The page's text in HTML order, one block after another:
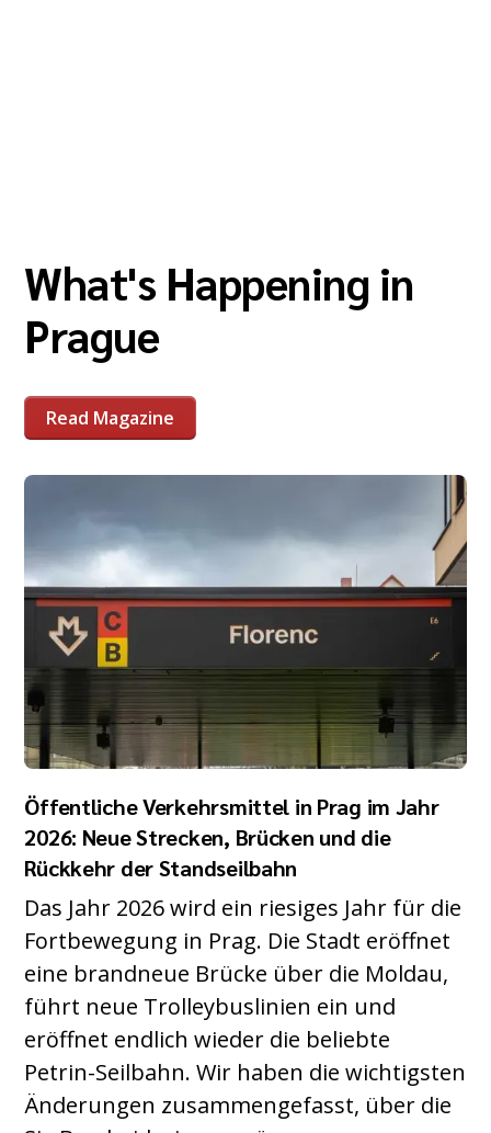
What's Happening in
Prague
Read Magazine
Öffentliche Verkehrsmittel in Prag im Jahr
2026: Neue Strecken, Brücken und die
Rückkehr der Standseilbahn
Das Jahr 2026 wird ein riesiges Jahr für die
Fortbewegung in Prag. Die Stadt eröffnet
eine brandneue Brücke über die Moldau,
führt neue Trolleybuslinien ein und
eröffnet endlich wieder die beliebte
Petrin-Seilbahn. Wir haben die wichtigsten
Änderungen zusammengefasst, über die